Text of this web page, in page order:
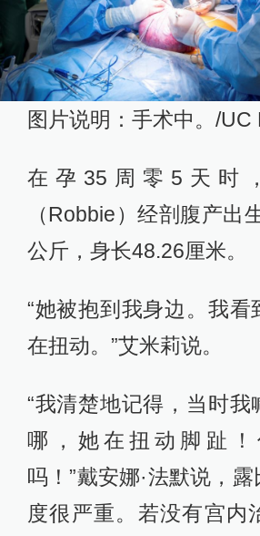
图片说明：手术中。/UC
在孕35周零5天时
（Robbie）经剖腹产出
公斤，身长48.26厘米。
“她被抱到我身边。我看
在扭动。”艾米莉说。
“我清楚地记得，当时我
哪，她在扭动脚趾！
吗！”戴安娜·法默说，
度很严重。若没有宫内